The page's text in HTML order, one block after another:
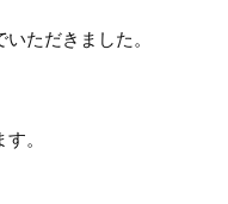
ただきました。
。